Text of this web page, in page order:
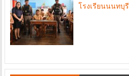
โรงเรียนนนทบุรี